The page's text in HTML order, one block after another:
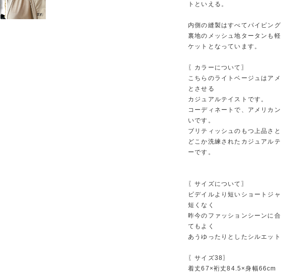
トといえる。
内側の縫製はすべてパイピン
裏地のメッシュ地タータンも
ケットとなっています。
〖カラーについて〗
こちらのライトベージュはア
とさせる
カジュアルテイストです。
コーディネートで、アメリカ
いです。
ブリティッシュのもつ上品さ
どこか洗練されたカジュアル
ーです。
〖サイズについて〗
ビデイルより短いショートジ
短くなく
昨今のファッションシーンに
てもよく
あうゆったりとしたシルエット
〖サイズ38〗
着丈67×裄丈84.5×身幅66cm